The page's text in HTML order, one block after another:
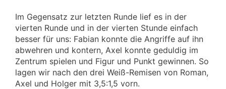
Im Gegensatz zur letzten Runde lief es in der
vierten Runde und in der vierten Stunde einfach
besser für uns: Fabian konnte die Angriffe auf ihn
abwehren und kontern, Axel konnte geduldig im
Zentrum spielen und Figur und Punkt gewinnen. So
lagen wir nach den drei Weiß-Remisen von Roman,
Axel und Holger mit 3,5:1,5 vorn.